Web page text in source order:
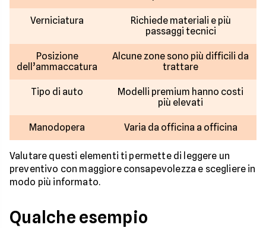
Verniciatura
Richiede materiali e più
passaggi tecnici
Posizione
dell’ammaccatura
Alcune zone sono più difficili da
trattare
Tipo di auto
Modelli premium hanno costi
più elevati
Manodopera Varia da officina a officina
Valutare questi elementi ti permette di leggere un
preventivo con maggiore consapevolezza e scegliere in
modo più informato.
Qualche esempio